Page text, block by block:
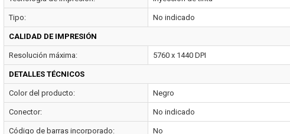
Tipo: No indicado
CALIDAD DE IMPRESIÓN
Resolución máxima: 5760 x 1440 DPI
DETALLES TÉCNICOS
Color del producto: Negro
Conector: No indicado
Código de barras incorporado: No